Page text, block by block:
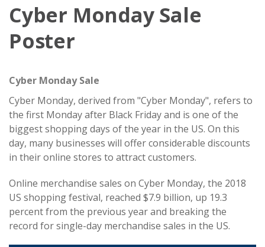
Cyber Monday Sale
Poster
Cyber Monday Sale
Cyber Monday, derived from "Cyber Monday", refers to
the first Monday after Black Friday and is one of the
biggest shopping days of the year in the US. On this
day, many businesses will offer considerable discounts
in their online stores to attract customers.
Online merchandise sales on Cyber Monday, the 2018
US shopping festival, reached $7.9 billion, up 19.3
percent from the previous year and breaking the
record for single-day merchandise sales in the US.